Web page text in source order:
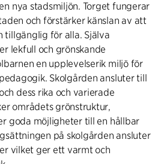
nya stadsmiljön. Torget fungerar
och förstärker känslan av att
tillgänglig för alla. Själva
lekfull och grönskande
en upplevelserik miljö för
Skolgården ansluter till
dess rika och varierade
områdets grönstruktur,
goda möjligheter till en hållbar
på skolgården ansluter
vilket ger ett varmt och